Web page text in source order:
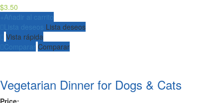
$3.50
+ Añadir al carrito
Lista deseos Lista deseos
Vista rápida
Comparar Comparar
Vegetarian Dinner for Dogs & Cats
Price: